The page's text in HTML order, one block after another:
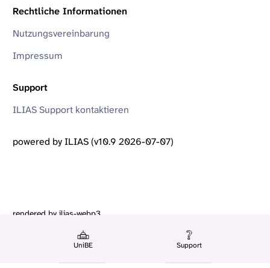
UniBE Support
Rechtliche Informationen
Nutzungsvereinbarung
Impressum
Support
ILIAS Support kontaktieren
powered by ILIAS (v10.9 2026-07-07)
rendered by ilias-webp3